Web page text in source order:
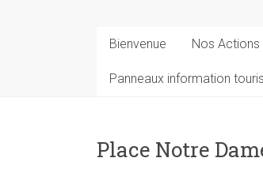
Bienvenue Nos
Panneaux information
Place Notre